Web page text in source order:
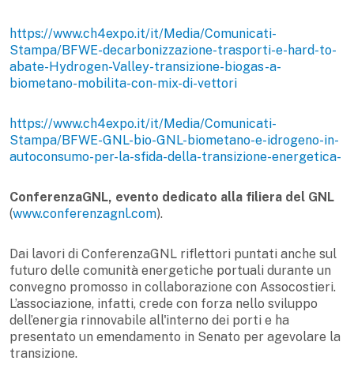
https://www.ch4expo.it/it/Media/Comunicati-
Stampa/BFWE-decarbonizzazione-trasporti-e-hard-to-
abate-Hydrogen-Valley-transizione-biogas-a-
biometano-mobilita-con-mix-di-vettori
https://www.ch4expo.it/it/Media/Comunicati-
Stampa/BFWE-GNL-bio-GNL-biometano-e-idrogeno-in-
autoconsumo-per-la-sfida-della-transizione-energetica-
ConferenzaGNL, evento dedicato alla filiera del GNL
(www.conferenzagnl.com).
Dai lavori di ConferenzaGNL riflettori puntati anche sul
futuro delle comunità energetiche portuali durante un
convegno promosso in collaborazione con Assocostieri.
L’associazione, infatti, crede con forza nello sviluppo
dell’energia rinnovabile all'interno dei porti e ha
presentato un emendamento in Senato per agevolare la
transizione.